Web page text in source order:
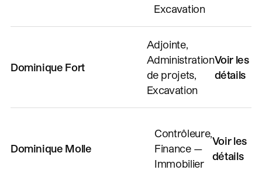
Excavation
Dominique Fort
Adjointe,
Administration
de projets,
Excavation
Voir les
détails
Dominique Molle
Contrôleure,
Finance —
Immobilier
Voir les
détails